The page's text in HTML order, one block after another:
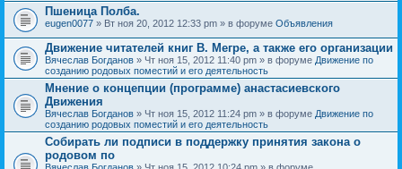
Пшеница Полба.
eugen0077 » Вт ноя 20, 2012 12:33 pm » в форуме Объявления
Движение читателей книг В. Мегре, а также его организации
Вячеслав Богданов » Чт ноя 15, 2012 11:40 pm » в форуме Движение по
созданию родовых поместий и его деятельность
Мнение о концепции (программе) анастасиевского
Движения
Вячеслав Богданов » Чт ноя 15, 2012 11:24 pm » в форуме Движение по
созданию родовых поместий и его деятельность
Собирать ли подписи в поддержку принятия закона о
родовом по
Вячеслав Богданов » Чт ноя 15, 2012 10:24 pm » в форуме